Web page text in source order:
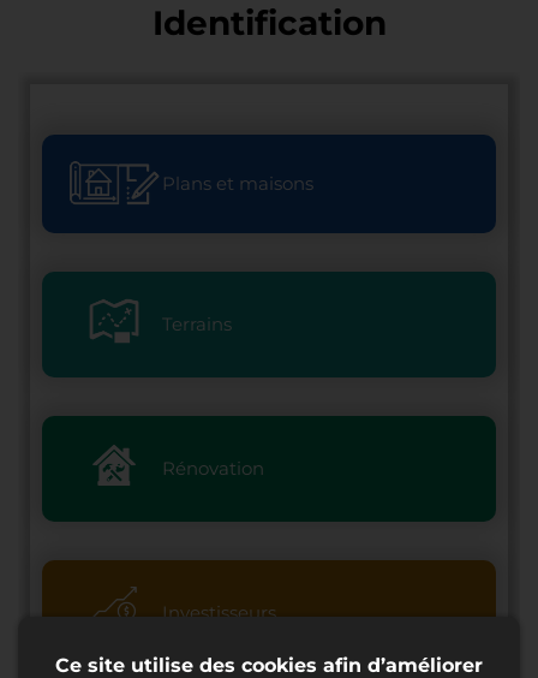
Identification
Plans et maisons
Terrains
Rénovation
Investisseurs
Ce site utilise des cookies afin d’améliorer